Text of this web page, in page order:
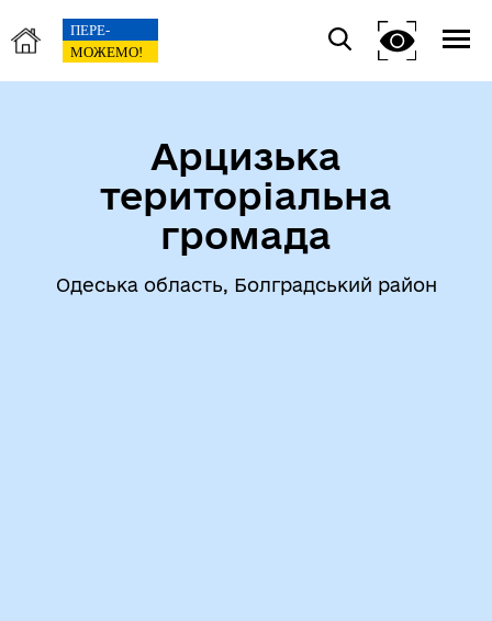
Арцизька
територіальна
громада
Одеська область, Болградський район